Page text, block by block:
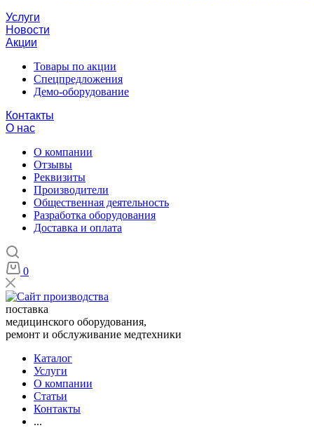
Услуги
Новости
Акции
Товары по акции
Спецпредложения
Демо-оборудование
Контакты
О нас
О компании
Отзывы
Реквизиты
Производители
Общественная деятельность
Разработка оборудования
Доставка и оплата
0
поставка
медицинского оборудования,
ремонт и обслуживание медтехники
Каталог
Услуги
О компании
Статьи
Контакты
...